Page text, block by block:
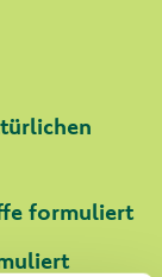
formuliert